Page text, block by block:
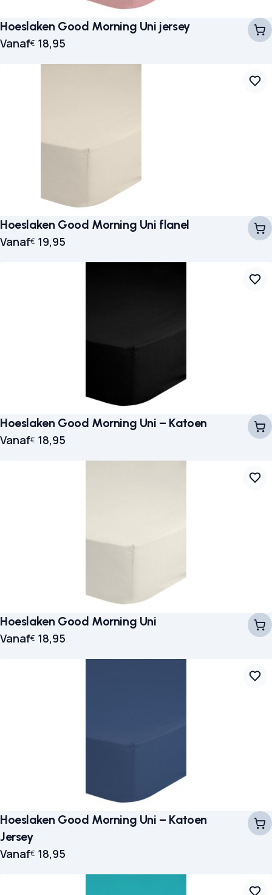
Hoeslaken Good Morning Uni jersey
Vanaf€ 18,95
Hoeslaken Good Morning Uni flanel
Vanaf€ 19,95
Hoeslaken Good Morning Uni – Katoen
Vanaf€ 18,95
Hoeslaken Good Morning Uni
Vanaf€ 18,95
Hoeslaken Good Morning Uni – Katoen
Jersey
Vanaf€ 18,95